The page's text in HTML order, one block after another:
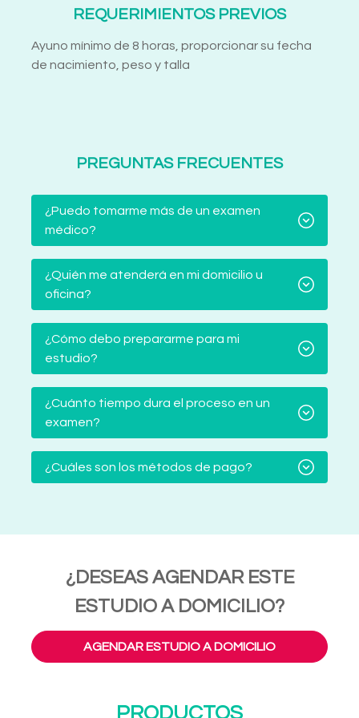
REQUERIMIENTOS PREVIOS
Ayuno mínimo de 8 horas, proporcionar su fecha
de nacimiento, peso y talla
PREGUNTAS FRECUENTES
¿Puedo tomarme más de un examen
médico?
¿Quién me atenderá en mi domicilio u
oficina?
¿Cómo debo prepararme para mi
estudio?
¿Cuánto tiempo dura el proceso en un
examen?
¿Cuáles son los métodos de pago?
¿DESEAS AGENDAR ESTE
ESTUDIO A DOMICILIO?
AGENDAR ESTUDIO A DOMICILIO
PRODUCTOS